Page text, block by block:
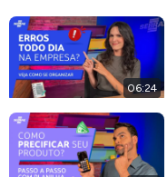
06:24